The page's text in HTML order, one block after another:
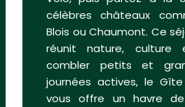
célèbres châteaux
Blois ou Chaumont. Ce
réunit nature, culture
combler petits et
journées actives, le
vous offre un havre